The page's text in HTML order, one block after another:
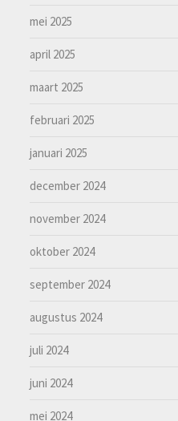
mei 2025
april 2025
maart 2025
februari 2025
januari 2025
december 2024
november 2024
oktober 2024
september 2024
augustus 2024
juli 2024
juni 2024
mei 2024